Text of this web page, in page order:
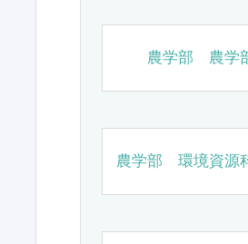
農学部 農学
農学部 環境資源